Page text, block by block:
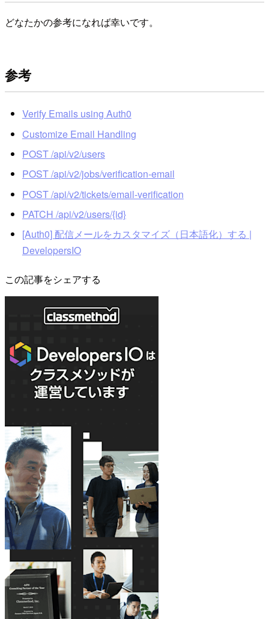
どなたかの参考になれば幸いです。
参考
Verify Emails using Auth0
Customize Email Handling
POST /api/v2/users
POST /api/v2/jobs/verification-email
POST /api/v2/tickets/email-verification
PATCH /api/v2/users/{id}
[Auth0] 配信メールをカスタマイズ（日本語化）する |
DevelopersIO
この記事をシェアする